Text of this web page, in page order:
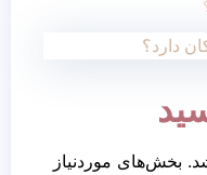
دارد؟
بخش‌های موردنیاز